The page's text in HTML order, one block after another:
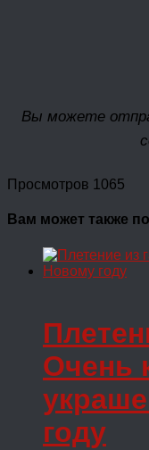
Вы можете
Просмотров 1065
Вам может также
Очень
году